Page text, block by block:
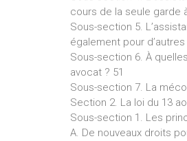
cours de la seule garde
Sous-section 5.
également pour
Sous-section 6. À
avocat ? 51
Sous-section 7. La
Section 2. La loi du 13
Sous-section 1. Les
A. De nouveaux droits